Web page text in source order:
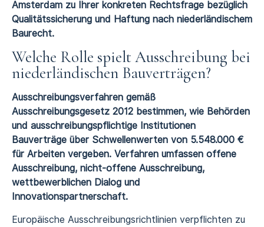
Amsterdam zu Ihrer konkreten Rechtsfrage bezüglich
Qualitätssicherung und Haftung nach niederländischem
Baurecht.
Welche Rolle spielt Ausschreibung bei
niederländischen Bauverträgen?
Ausschreibungsverfahren gemäß
Ausschreibungsgesetz 2012 bestimmen, wie Behörden
und ausschreibungspflichtige Institutionen
Bauverträge über Schwellenwerten von 5.548.000 €
für Arbeiten vergeben. Verfahren umfassen offene
Ausschreibung, nicht-offene Ausschreibung,
wettbewerblichen Dialog und
Innovationspartnerschaft.
Europäische Ausschreibungsrichtlinien verpflichten zu